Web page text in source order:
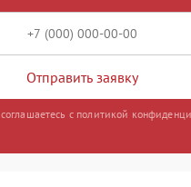
Отправить заявку
с политикой